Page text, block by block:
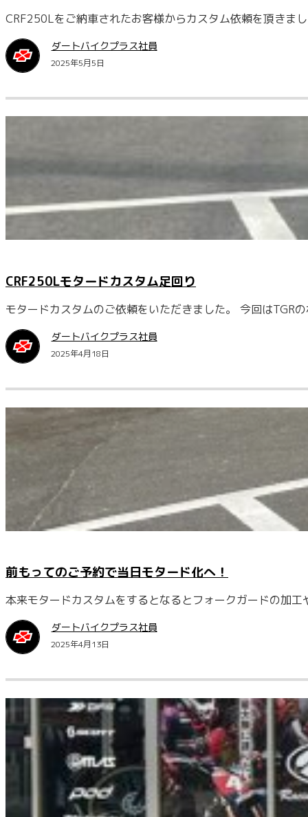
CRF250Lをご納車されたお客様からカスタム依頼を頂きま
ダートバイクプラス社員
2025年5月5日
CRF250Lモタードカスタム足回り
モタードカスタムのご依頼をいただきました。 今回はTGR
ダートバイクプラス社員
2025年4月18日
前もってのご予約で当日モタード化へ！
本来モタードカスタムをするとなるとフォークガードの加
ダートバイクプラス社員
2025年4月13日